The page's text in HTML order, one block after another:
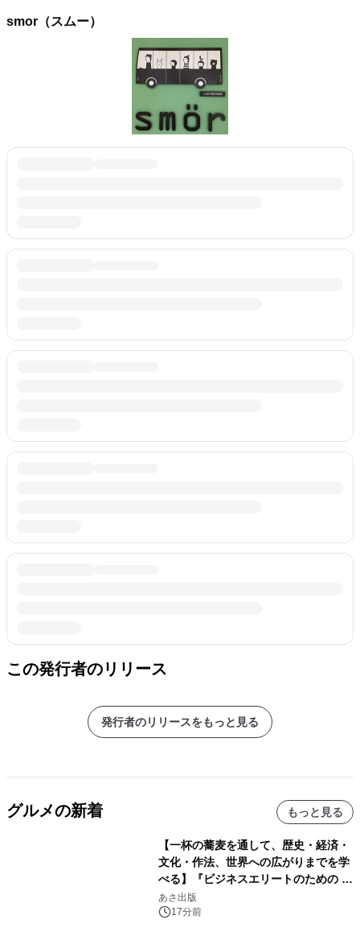
smor（スムー）
この発行者のリリース
発行者のリリースをもっと見る
グルメの新着 もっと見る
【一杯の蕎麦を通して、歴史・経済・
文化・作法、世界への広がりまでを学
べる】『ビジネスエリートのための 教
養としての蕎麦』2026年8月25日
（火）発売
あさ出版
17分前